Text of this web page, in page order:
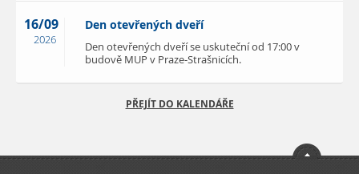
16/09
2026
Den otevřených dveří
Den otevřených dveří se uskuteční od 17:00 v
budově MUP v Praze-Strašnicích.
PŘEJÍT DO KALENDÁŘE